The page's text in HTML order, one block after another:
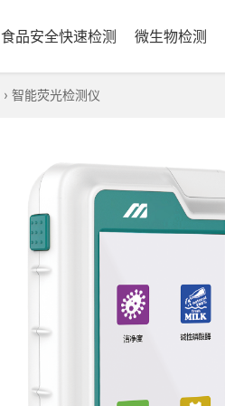
食品安全快速检测 微生物检测
› 智能荧光检测仪